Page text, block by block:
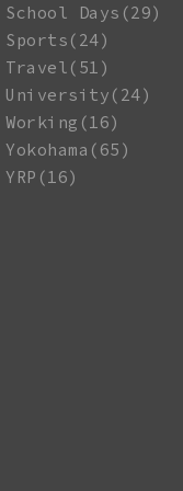
School Days(29)
Sports(24)
Travel(51)
University(24)
Working(16)
Yokohama(65)
YRP(16)